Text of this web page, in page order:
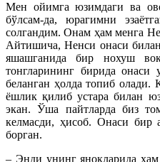
Мен ойимга юзимдаги ва
бўлсам-да, юрагимни
солгандим. Онам ҳам менга
Айтишича, Ненси онаси
яшашганида бир нохуш
тонгларининг бирида
беланган ҳолда топиб олади.
ёшлик қилиб устара билан
экан. Ўша пайтларда биз
келмасди, ҳисоб. Онаси бир
борган.
– Энди унинг яноқларида